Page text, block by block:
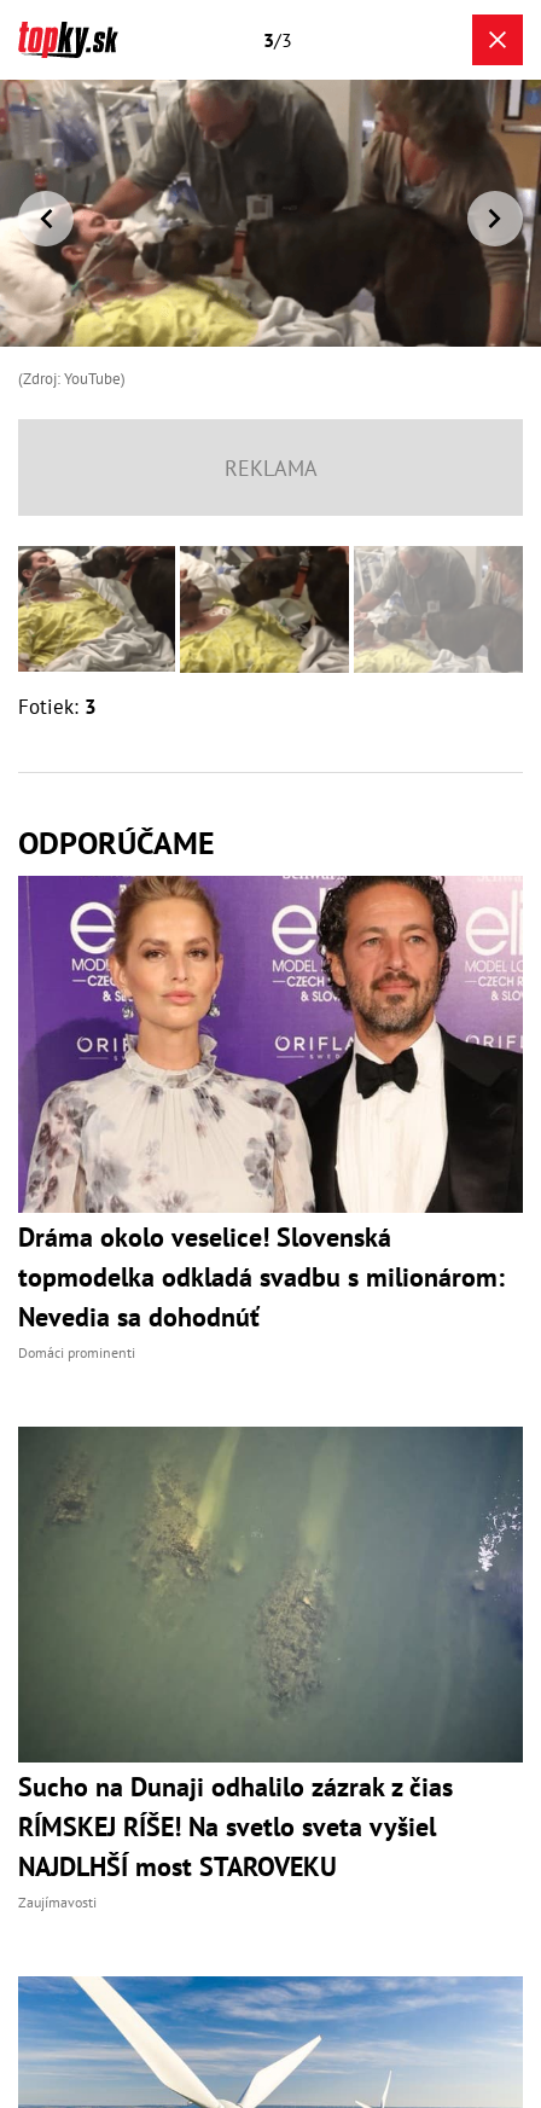
3/3
(Zdroj: YouTube)
Fotiek: 3
ODPORÚČAME
Dráma okolo veselice! Slovenská
topmodelka odkladá svadbu s milionárom:
Nevedia sa dohodnúť
Domáci prominenti
Sucho na Dunaji odhalilo zázrak z čias
RÍMSKEJ RÍŠE! Na svetlo sveta vyšiel
NAJDLHŠÍ most STAROVEKU
Zaujímavosti